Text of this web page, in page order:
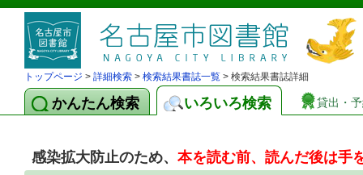
トップページ > 詳細検索 > 検索結果書誌一覧 > 検索結果書誌詳細
かんたん検索 いろいろ検索 貸出・
感染拡大防止のため、本を読む前、読んだ後は手